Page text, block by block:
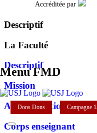
Accréditée par
Menu FMD
Dons Dons Campagne
Descriptif
La Faculté
Descriptif
Mission
Administration
Corps enseignant